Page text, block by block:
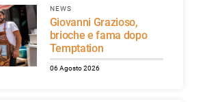
NEWS
Giovanni Grazioso,
brioche e fama dopo
Temptation
06 Agosto 2026